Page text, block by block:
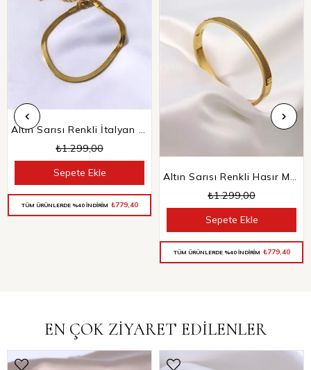
Altın Sarısı Renkli İtalyan Zincir Bileklik
₺1.299,00
Sepete Ekle
TÜM ÜRÜNLERDE %40 İNDİRİM ₺779,40
Altın Sarısı Renkli Hasır Motifli Çelik Kelepçe
₺1.299,00
Sepete Ekle
TÜM ÜRÜNLERDE %40 İNDİRİM ₺779,40
EN ÇOK ZİYARET EDİLENLER